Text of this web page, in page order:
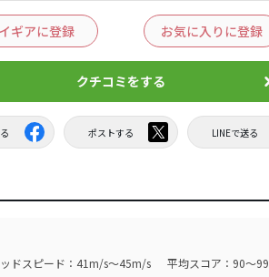
ギアに登録 お気に入りに登録
クチコミをする
ポストする LINEで送る
ドスピード：41m/s～45m/s 平均スコア：90～99